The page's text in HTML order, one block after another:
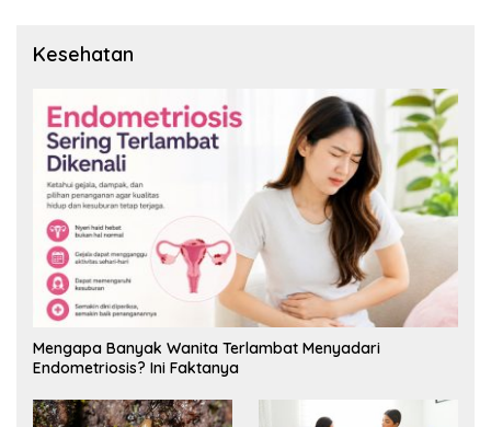
Kesehatan
Mengapa Banyak Wanita Terlambat Menyadari
Endometriosis? Ini Faktanya